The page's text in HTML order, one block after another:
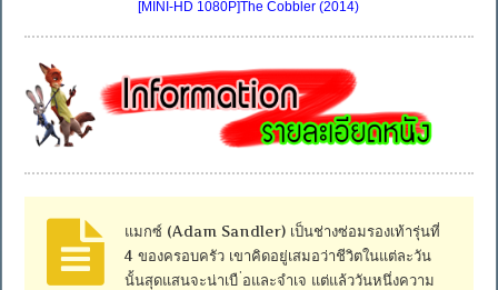
[MINI-HD 1080P]The Cobbler (2014)
แมกซ์ (Adam Sandler) เป็นช่างซ่อมรองเท้ารุ่นที่
4 ของครอบครัว เขาคิดอยู่เสมอว่าชีวิตในแต่ละวัน
นั้นสุดแสนจะน่าเบื ่อและจำเจ แต่แล้ววันหนึ่งความ